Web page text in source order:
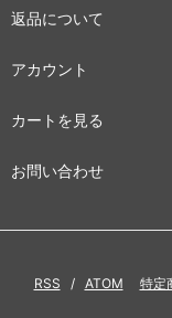
返品について
アカウント
カートを見る
お問い合わせ
RSS / ATOM 特定